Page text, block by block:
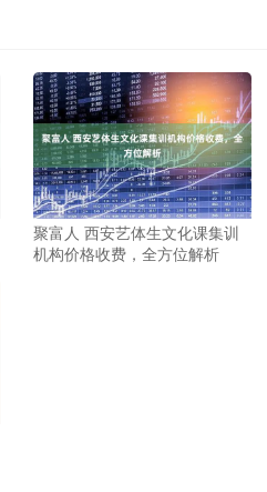
聚富人 西安艺体生文化课集训
机构价格收费，全方位解析